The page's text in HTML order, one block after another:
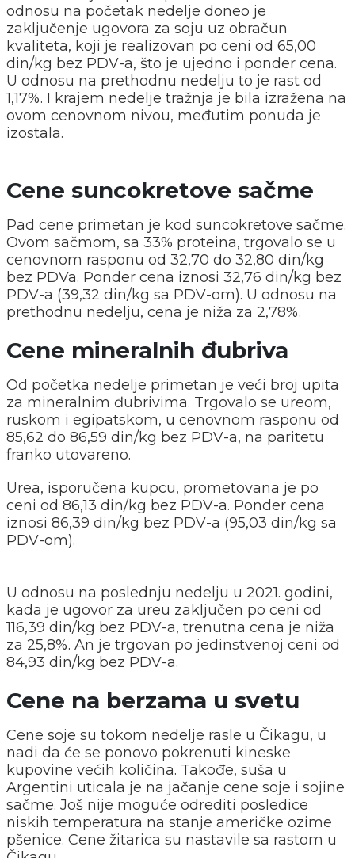
odnosu na početak nedelje doneo je
zaključenje ugovora za soju uz obračun
kvaliteta, koji je realizovan po ceni od 65,00
din/kg bez PDV-a, što je ujedno i ponder cena.
U odnosu na prethodnu nedelju to je rast od
1,17%. I krajem nedelje tražnja je bila izražena na
ovom cenovnom nivou, međutim ponuda je
izostala.
Cene suncokretove sačme
Pad cene primetan je kod suncokretove sačme.
Ovom sačmom, sa 33% proteina, trgovalo se u
cenovnom rasponu od 32,70 do 32,80 din/kg
bez PDVa. Ponder cena iznosi 32,76 din/kg bez
PDV-a (39,32 din/kg sa PDV-om). U odnosu na
prethodnu nedelju, cena je niža za 2,78%.
Cene mineralnih đubriva
Od početka nedelje primetan je veći broj upita
za mineralnim đubrivima. Trgovalo se ureom,
ruskom i egipatskom, u cenovnom rasponu od
85,62 do 86,59 din/kg bez PDV-a, na paritetu
franko utovareno.
Urea, isporučena kupcu, prometovana je po
ceni od 86,13 din/kg bez PDV-a. Ponder cena
iznosi 86,39 din/kg bez PDV-a (95,03 din/kg sa
PDV-om).
U odnosu na poslednju nedelju u 2021. godini,
kada je ugovor za ureu zaključen po ceni od
116,39 din/kg bez PDV-a, trenutna cena je niža
za 25,8%. An je trgovan po jedinstvenoj ceni od
84,93 din/kg bez PDV-a.
Cene na berzama u svetu
Cene soje su tokom nedelje rasle u Čikagu, u
nadi da će se ponovo pokrenuti kineske
kupovine većih količina. Takođe, suša u
Argentini uticala je na jačanje cene soje i sojine
sačme. Još nije moguće odrediti posledice
niskih temperatura na stanje američke ozime
pšenice. Cene žitarica su nastavile sa rastom u